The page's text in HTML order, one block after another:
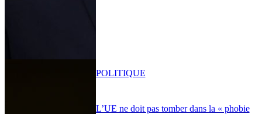
L’UE ne doit pas tomber dans la « phobie
POLITIQUE